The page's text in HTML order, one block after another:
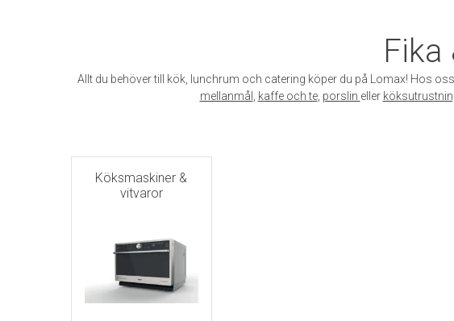
Fika
Allt du behöver till kök, lunchrum och catering köper du på Lomax! Hos
mellanmål
kaffe och te, porslin eller
Köksmaskiner &
vitvaror